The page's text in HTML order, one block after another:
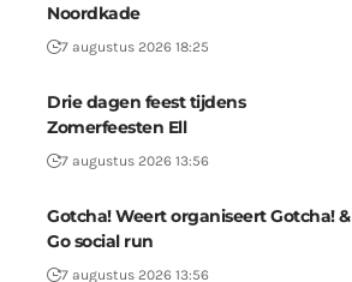
Noordkade
7 augustus 2026 18:25
Drie dagen feest tijdens
Zomerfeesten Ell
7 augustus 2026 13:56
Gotcha! Weert organiseert Gotcha! &
Go social run
7 augustus 2026 13:56